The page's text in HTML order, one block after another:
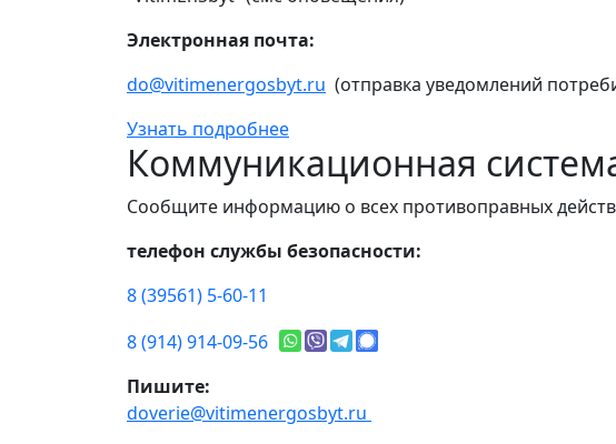
Электронная почта:
do@vitimenergosbyt.ru (отправка уведомлений
Узнать подробнее
Коммуникационная
Сообщите информацию о всех противоправных
телефон службы безопасности:
8 (39561) 5-60-11
8 (914) 914-09-56
Пишите:
doverie@vitimenergosbyt.ru